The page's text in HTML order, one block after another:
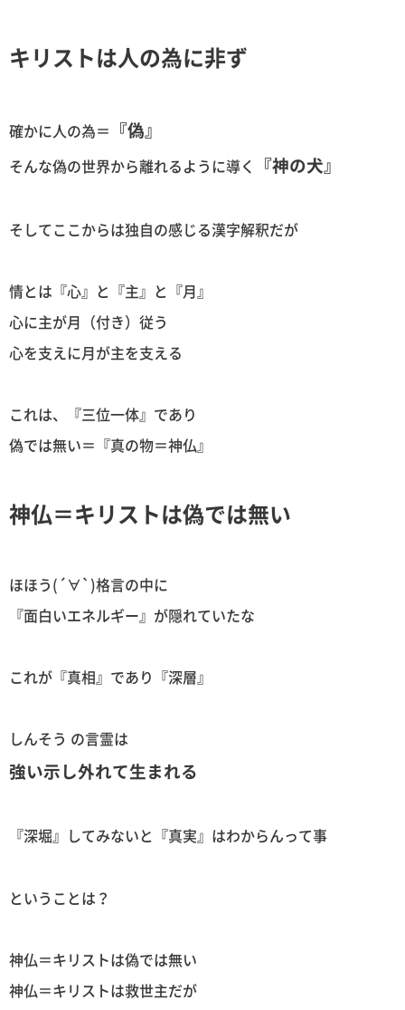
キリストは人の為に非ず
確かに人の為＝ 『偽』
そんな偽の世界から離れるように導く 『神の犬』
そしてここからは独自の感じる漢字解釈だが
情とは『心』と『主』と『月』
心に主が月（付き）従う
心を支えに月が主を支える
これは、『三位一体』であり
偽では無い＝『真の物＝神仏』
神仏＝キリストは偽では無い
ほほう(´∀`)格言の中に
『面白いエネルギー』が隠れていたな
これが『真相』であり『深層』
しんそう の言霊は
強い示し外れて生まれる
『深堀』してみないと『真実』はわからんって事
ということは？
神仏＝キリストは偽では無い
神仏＝キリストは救世主だが